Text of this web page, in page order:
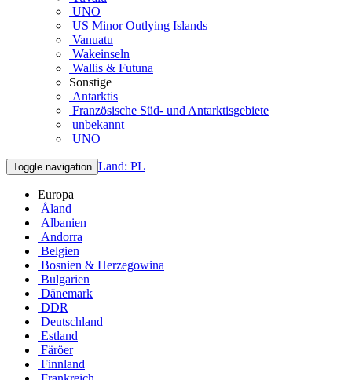
UNO
US Minor Outlying Islands
Vanuatu
Wakeinseln
Wallis & Futuna
Sonstige
Antarktis
Französische Süd- und Antarktisgebiete
unbekannt
UNO
Toggle navigation Land: PL
Europa
Åland
Albanien
Andorra
Belgien
Bosnien & Herzegowina
Bulgarien
Dänemark
DDR
Deutschland
Estland
Färöer
Finnland